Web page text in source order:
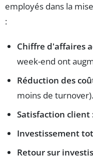
employés dans la
:
Chiffre d'affaires
week-end ont
Réduction des
moins de turnover).
Satisfaction client
Investissement
Retour sur